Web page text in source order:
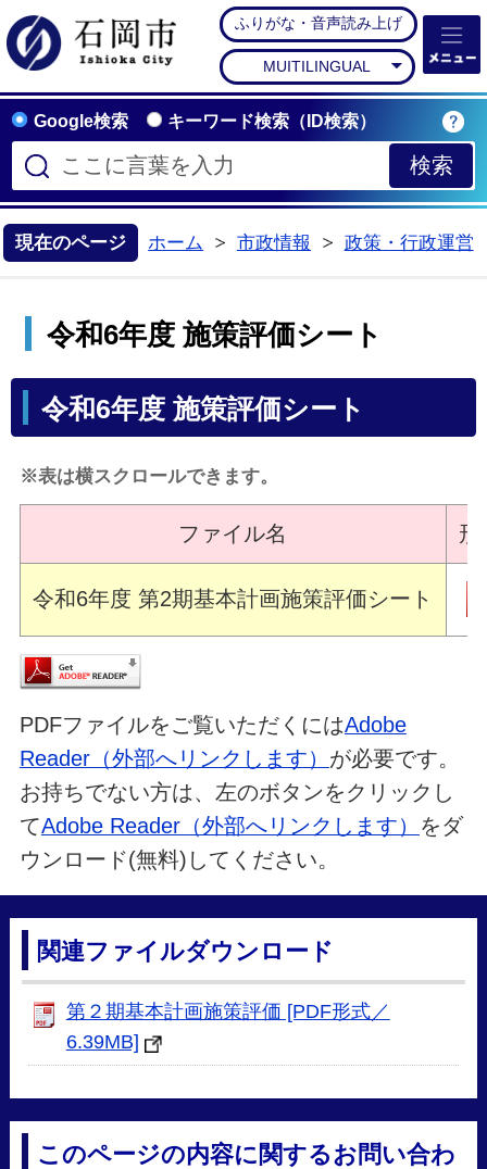
石岡市公式ホームペー
ふりがな・音声読み上げ
MUITILINGUAL
Google検索 キーワード検索（ID検索）
現在のページ ホーム
市政情報
政策・行政運営
令和6年度 施策評価シート
令和6年度 施策評価シート
※表は横スクロールできます。
ファイル名 形
令和6年度 第2期基本計画施策評価シート
PDFファイルをご覧いただくにはAdobe
Reader（外部へリンクします） が必要です。
お持ちでない方は、左のボタンをクリックし
てAdobe Reader（外部へリンクします） をダ
ウンロード(無料)してください。
関連ファイルダウンロード
第２期基本計画施策評価 [PDF形式／
6.39MB]
このページの内容に関するお問い合わ